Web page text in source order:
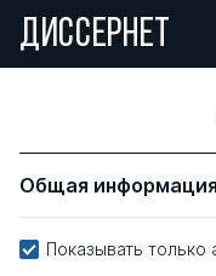
ДИССЕРНЕТ
Общая информация
Показывать